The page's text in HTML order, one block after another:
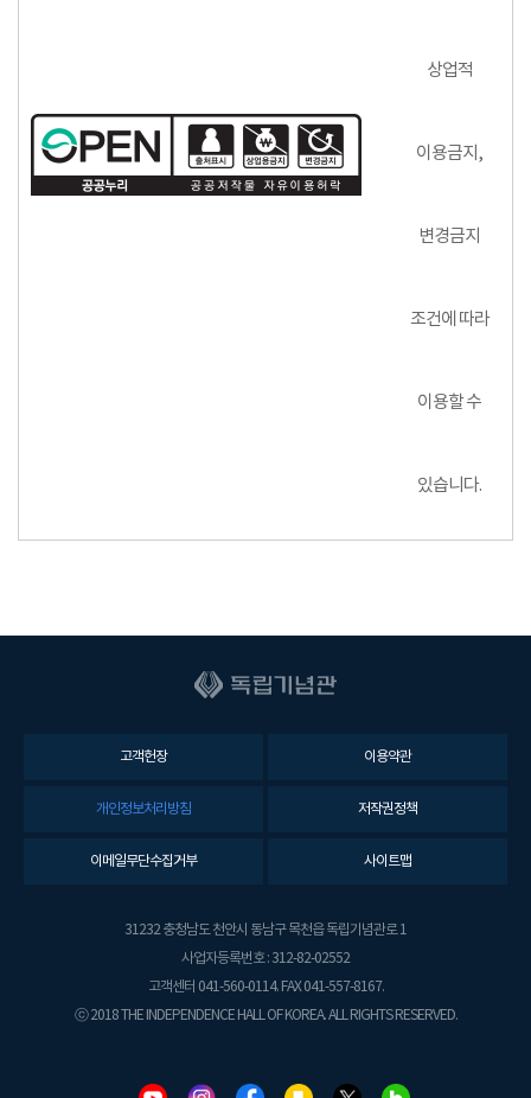
상업적
이용금지,
변경금지
조건에 따라
이용할 수
있습니다.
고객헌장 이용약관
개인정보처리방침 저작권정책
이메일무단수집거부 사이트맵
31232 충청남도 천안시 동남구 목천읍 독립기념관로 1
사업자등록번호 : 312-82-02552
고객센터 041-560-0114. FAX 041-557-8167.
ⓒ 2018 THE INDEPENDENCE HALL OF KOREA. ALL RIGHTS RESERVED.